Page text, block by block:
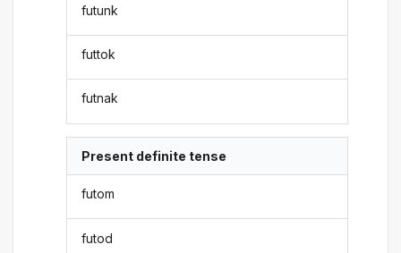
futunk
futtok
futnak
Present definite tense
futom
futod